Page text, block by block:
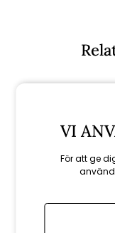
VI
För att ge